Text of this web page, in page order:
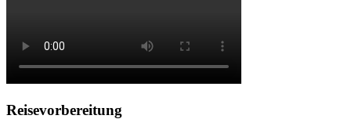
Reisevorbereitung